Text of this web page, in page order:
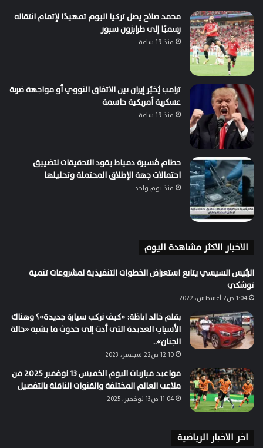
محمد صلاح يصل تركيا اليوم تمهيدًا لإتمام انتقاله
رسميًا إلى طرابزون سبور
منذ 19 ساعة
ترامب يُخيّر إيران بين الاتفاق النووي أو مواجهة ضربة
عسكرية أمريكية حاسمة
منذ 19 ساعة
حطام مُسيرة دمياط يقود التحقيقات لتضييق
احتمالات جهة الإطلاق المحتملة وتحليلها
منذ يوم واحد
الاخبار الاكثر مشاهدة اليوم
الرئيس السيسي يتابع استعراض الخطوات التنفيذية لمشروعات تنمية
توشكي
1:04 ص2 أغسطس، 2022
بقلم خالد اباظة: «كيف نركب سيارة جديدة»؟ وهناك
الأسباب العديدة التى أدت إلى حدوث ما يشبه «حالة
الجنان»..
12:10 ص22 سبتمبر، 2023
مواعيد مباريات اليوم الخميس 13 نوفمبر 2025 من
ملاعب العالم المختلفة والقنوات الناقلة بالتفصيل
11:04 ص13 نوفمبر، 2025
اخر الاخبار الرياضية